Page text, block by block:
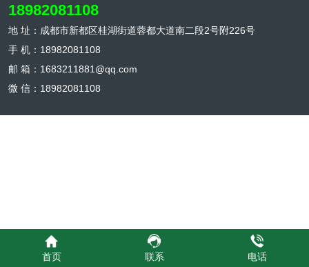
（冷冻-18℃、冷藏0-4℃、保鲜8-12℃）
冷链运输：配备温控设备的配送车辆 后一
80%，夏季常出现35℃以上高温。在这种
环境下： 叶菜类在常温下2小时开始萎蔫
达30% 品质劣化现象 蔬菜：失水萎蔫、
黄化腐烂 肉类：变色渗血、质地变黏 海
18982081108
地 址：成都市新都区桂湖街道蓉都大道南二段2号附226号
手 机：18982081108
邮 箱：1683211881@qq.com
微 信：18982081108
首页 联系 电话